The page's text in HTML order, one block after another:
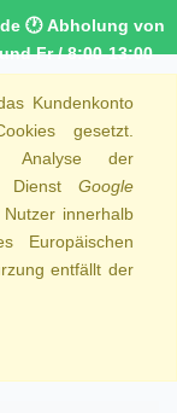
🕐 Abholung von
Fr / 8:00-13:00
Bestellwert
Kundenkonto
gesetzt.
Analyse der
Dienst Google
innerhalb
Europäischen
entfällt der